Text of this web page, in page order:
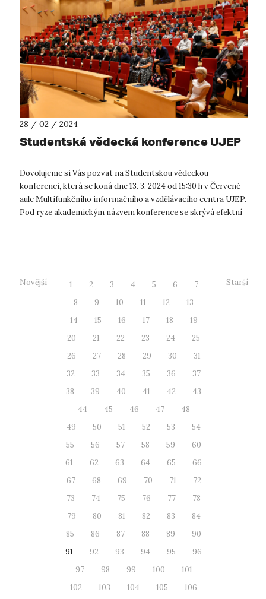
28 / 02 / 2024
Studentská vědecká konference UJEP
Dovolujeme si Vás pozvat na Studentskou vědeckou
konferenci, která se koná dne 13. 3. 2024 od 15:30 h v Červené
aule Multifunkčního informačního a vzdělávacího centra UJEP.
Pod ryze akademickým názvem konference se skrývá efektní
Novější 1 2 3 4 5 6
7
8
9 10 11 12
13
14
15 16 17 18
19
20
21 22 23 24
25
26
27 28 29 30
31
32
33 34 35 36
37
38
39 40 41 42
43
44
45 46 47
48
49
50 51 52 53
54
55
56 57 58 59
60
61
62 63 64 65
66
67
68 69 70 71
72
73
74 75 76 77
78
79
80 81 82 83
84
85
86 87 88 89
90
91
92 93 94 95
96
97
98 99 100
101
102
103 104 105
106
Starší